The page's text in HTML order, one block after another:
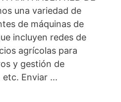
una variedad de
de máquinas de
incluyen redes de
agrícolas para
y gestión de
Enviar ...